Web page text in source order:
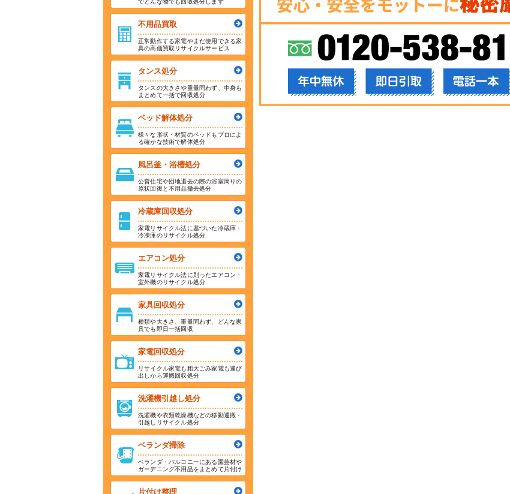
不用品買取
正常動作する家電やまだ使用できる家
具の高価買取リサイクルサービス
タンス処分
タンスの大きさや重量問わず、中身も
まとめて一括で回収処分
ベッド解体処分
様々な形状・材質のベッドもプロによ
る確かな技術で解体処分
風呂釜・浴槽処分
公営住宅や団地退去の際の浴室周りの
原状回復と不用品撤去処分
冷蔵庫回収処分
家電リサイクル法に基づいた冷蔵庫・
冷凍庫のリサイクル処分
エアコン処分
家電リサイクル法に則ったエアコン・
室外機のリサイクル処分
家具回収処分
種類や大きさ、重量問わず、どんな家
具でも即日一括回収
家電回収処分
リサイクル家電も粗大ごみ家電も運び
出しから運搬回収処分
洗濯機引越し処分
洗濯機や衣類乾燥機などの移動運搬・
引越しリサイクル処分
ベランダ掃除
ベランダ・バルコニーにある園芸材や
ガーデニング不用品をまとめて片付け
片付け整理